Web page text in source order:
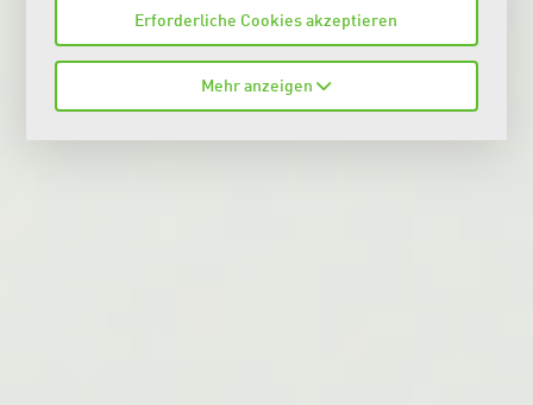
Erforderliche Cookies akzeptieren
Mehr anzeigen